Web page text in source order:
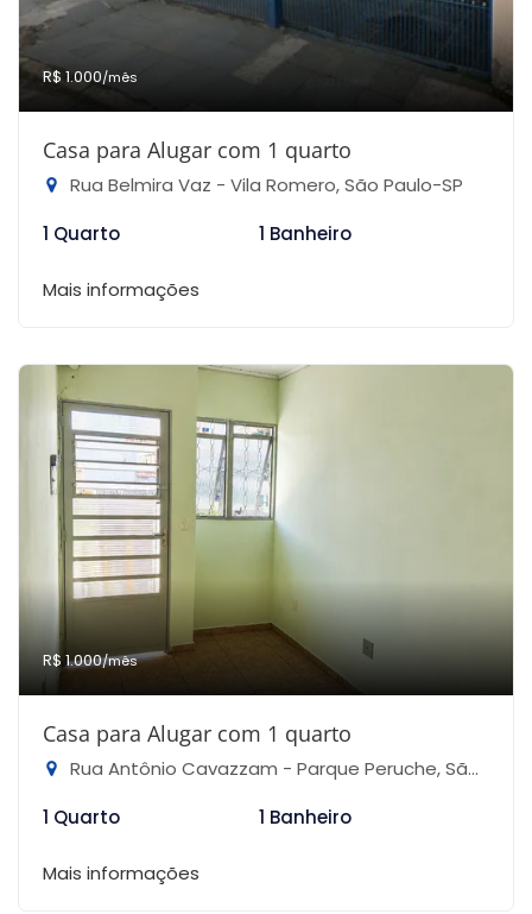
R$ 1.000/mês
Casa para Alugar com 1 quarto
Rua Belmira Vaz - Vila Romero, São Paulo-SP
1 Quarto
1 Banheiro
Mais informações
R$ 1.000/mês
Casa para Alugar com 1 quarto
Rua Antônio Cavazzam - Parque Peruche, São Paulo-SP
1 Quarto
1 Banheiro
Mais informações